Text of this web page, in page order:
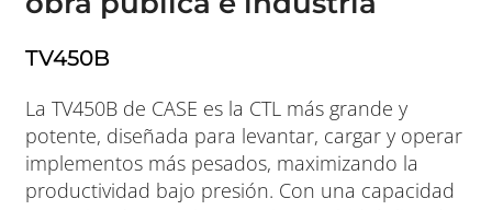
TV450B
La TV450B de CASE es la CTL más grande y
potente, diseñada para levantar, cargar y operar
implementos más pesados, maximizando la
productividad bajo presión. Con una capacidad